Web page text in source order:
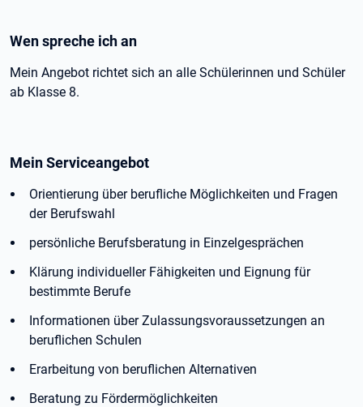
Wen spreche ich an
Mein Angebot richtet sich an alle Schülerinnen und Schüler
ab Klasse 8.
Mein Serviceangebot
Orientierung über berufliche Möglichkeiten und Fragen
der Berufswahl
persönliche Berufsberatung in Einzelgesprächen
Klärung individueller Fähigkeiten und Eignung für
bestimmte Berufe
Informationen über Zulassungsvoraussetzungen an
beruflichen Schulen
Erarbeitung von beruflichen Alternativen
Beratung zu Fördermöglichkeiten